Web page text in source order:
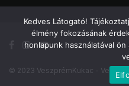
© 2023 VeszprémKukac -
Kedves Látogató!
élmény fokozásának
honlapunk használatával